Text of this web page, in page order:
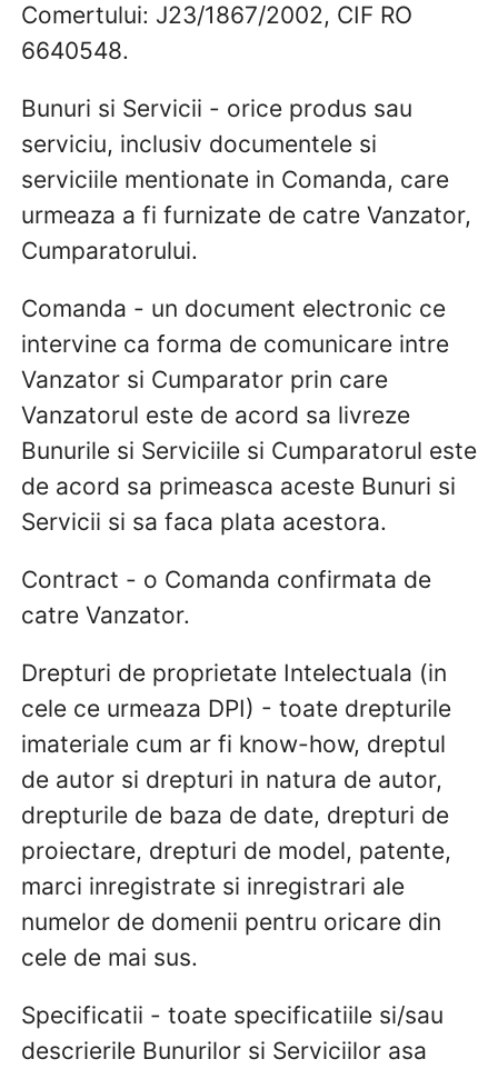
Comertului: J23/1867/2002, CIF RO
6640548.
Bunuri si Servicii - orice produs sau
serviciu, inclusiv documentele si
serviciile mentionate in Comanda, care
urmeaza a fi furnizate de catre Vanzator,
Cumparatorului.
Comanda - un document electronic ce
intervine ca forma de comunicare intre
Vanzator si Cumparator prin care
Vanzatorul este de acord sa livreze
Bunurile si Serviciile si Cumparatorul este
de acord sa primeasca aceste Bunuri si
Servicii si sa faca plata acestora.
Contract - o Comanda confirmata de
catre Vanzator.
Drepturi de proprietate Intelectuala (in
cele ce urmeaza DPI) - toate drepturile
imateriale cum ar fi know-how, dreptul
de autor si drepturi in natura de autor,
drepturile de baza de date, drepturi de
proiectare, drepturi de model, patente,
marci inregistrate si inregistrari ale
numelor de domenii pentru oricare din
cele de mai sus.
Specificatii - toate specificatiile si/sau
descrierile Bunurilor si Serviciilor asa